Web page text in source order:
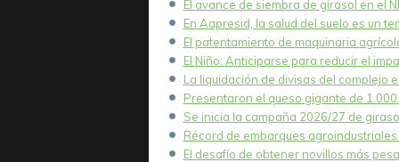
un 65%.
El avance de siembra de girasol en el
En Aapresid, la salud del suelo es un
El patentamiento de maquinaria
El Niño: Anticiparse para reducir el
La liquidación de divisas del complejo
Presentaron el queso gigante de
Se inicia la campaña 2026/27 de
Récord de embarques
El desafío de obtener novillos más